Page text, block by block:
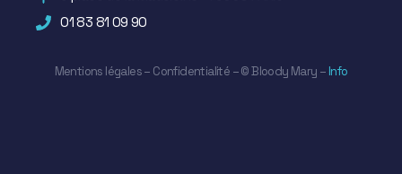
01 83 81 09 90
Mentions légales– Confidentialité – ©Bloody Mary – Info